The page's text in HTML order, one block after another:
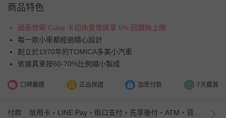
商品特色
國泰世華 Cube 卡切換童樂匯享 5% 回饋無上限
每一款小車都經過精心設計
創立於1970年的TOMICA多美小汽車
依據真車按60-70%比例縮小製成
口碑嚴選 正品保證 加密付款 7天鑑賞
付款